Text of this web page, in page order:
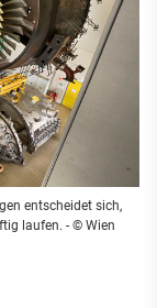
entscheidet sich,
laufen. - © Wien